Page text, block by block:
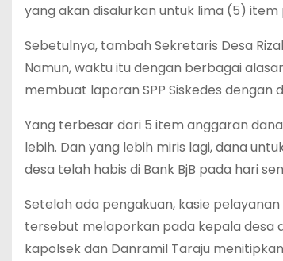
yang akan disalurkan untuk lima (5)
Sebetulnya, tambah Sekretaris Desa
Namun, waktu itu dengan berbagai
membuat laporan SPP Siskedes dengan
Yang terbesar dari 5 item anggaran
lebih. Dan yang lebih miris lagi, dana
desa telah habis di Bank BjB pada hari
Setelah ada pengakuan, kasie
tersebut melaporkan pada kepala desa
kapolsek dan Danramil Taraju